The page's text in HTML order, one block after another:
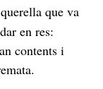
que va
en res:
contents i